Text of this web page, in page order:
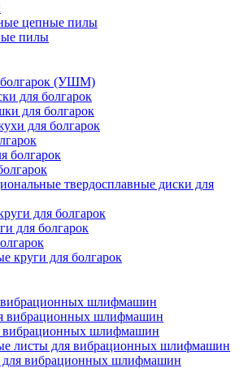
цепные пилы
пилы
болгарок (УШМ)
для болгарок
для болгарок
для болгарок
болгарок
твердосплавные диски для
для болгарок
для болгарок
круги для болгарок
вибрационных шлифмашин
вибрационных шлифмашин
шлифмашин
листы для вибрационных шлифмашин
вибрационных шлифмашин